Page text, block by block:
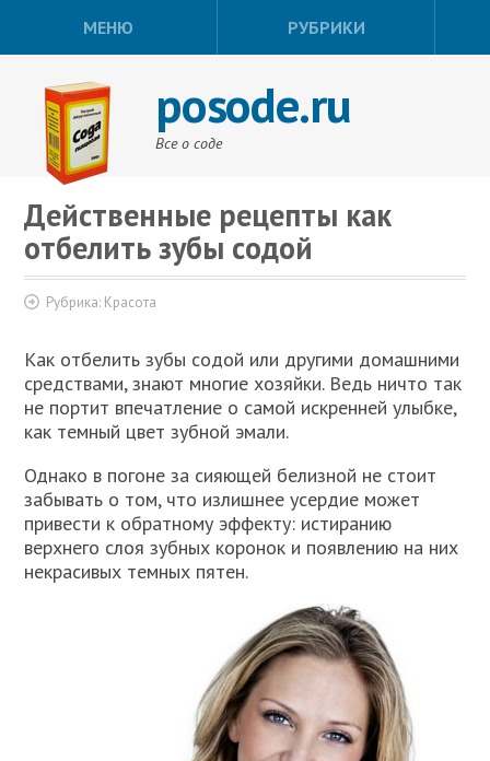
МЕНЮ РУБРИКИ
posode.ru
Все о соде
Действенные рецепты как
отбелить зубы содой
Рубрика: Красота
Как отбелить зубы содой или другими домашними
средствами, знают многие хозяйки. Ведь ничто так
не портит впечатление о самой искренней улыбке,
как темный цвет зубной эмали.
Однако в погоне за сияющей белизной не стоит
забывать о том, что излишнее усердие может
привести к обратному эффекту: истиранию
верхнего слоя зубных коронок и появлению на них
некрасивых темных пятен.